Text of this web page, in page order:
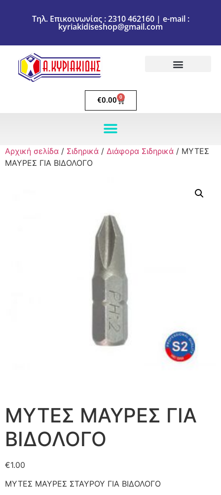
Τηλ. Επικοινωνίας : 2310 462160 | e-mail :
kyriakidiseshop@gmail.com
€0.00 0
Αρχική σελίδα / Σιδηρικά / Διάφορα Σιδηρικά / ΜΥΤΕΣ
ΜΑΥΡΕΣ ΓΙΑ ΒΙΔΟΛΟΓΟ
ΜΥΤΕΣ ΜΑΥΡΕΣ ΓΙΑ
ΒΙΔΟΛΟΓΟ
€1.00
ΜΥΤΕΣ ΜΑΥΡΕΣ ΣΤΑΥΡΟΥ ΓΙΑ ΒΙΔΟΛΟΓΟ